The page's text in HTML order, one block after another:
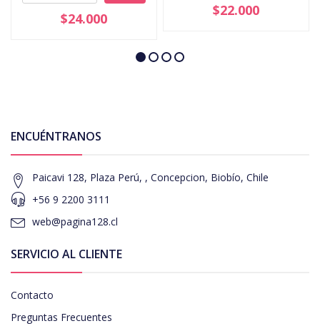
$24.000 $22.000
ENCUÉNTRANOS
Paicavi 128, Plaza Perú, , Concepcion, Biobío, Chile
+56 9 2200 3111
web@pagina128.cl
SERVICIO AL CLIENTE
Contacto
Preguntas Frecuentes